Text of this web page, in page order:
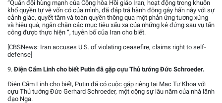
“Quân đội hùng mạnh của Cộng hòa Hồi giáo Iran, hoạt động trong khuôn
khổ quyền tự vệ vốn có của mình, đã đáp trả hành động gây hấn này với sự
cảnh giác, quyết tâm và toàn quyền thông qua một phản ứng tương xứng
và hiệu quả, ngăn chặn các mục tiêu xấu xa của những kẻ đứng sau vụ tấn
công được thực hiện “, tuyên bố của Iran cho biết.
[CBSNews: Iran accuses U.S. of violating ceasefire, claims right to self-
defense]
9.Điện Cẩm Linh cho biết Putin đã gặp cựu Thủ tướng Đức Schroeder.
Điện Cẩm Linh cho biết, Putin đã có cuộc gặp riêng tại Mạc Tư Khoa với
cựu Thủ tướng Đức Gerhard Schroeder, một cộng sự lâu năm của nhà lãnh
đạo Nga.